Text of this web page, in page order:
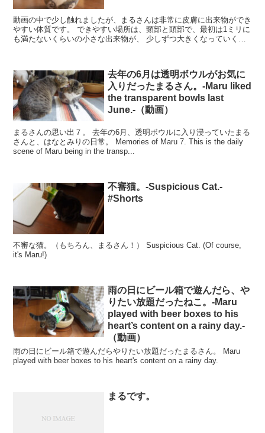
動画の中で少し触れましたが、まるさんは非常に皮膚に出来物ができ
やすい体質です。 できやすい場所は、頸部と頭部で、最初は1ミリに
も満たないくらいの小さな出来物が、 少しずつ大きくなっていくの
去年の6月は透明ボウルがお気に
入りだったまるさん。-Maru liked
the transparent bowls last
June.-（動画）
まるさんの思い出７。 去年の6月、透明ボウルに入り浸っていたまる
さんと、はなとみりの日常。 Memories of Maru 7. This is the daily
scene of Maru being in the transp...
不審猫。-Suspicious Cat.-
#Shorts
不審な猫。（もちろん、まるさん！） Suspicious Cat. (Of course,
it's Maru!)
雨の日にビール箱で遊んだら、や
りたい放題だったねこ。-Maru
played with beer boxes to his
heart’s content on a rainy day.-
（動画）
雨の日にビール箱で遊んだらやりたい放題だったまるさん。 Maru
played with beer boxes to his heart's content on a rainy day.
まるです。